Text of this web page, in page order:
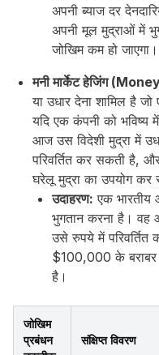
अपनी ब्याज दर
अपनी मूल मुद्राओं में
जोखिम कम हो जाएगा।
मनी मार्केट हेजिंग
या उधार देना शामिल है
यदि एक कंपनी को भविष्य
आज उस विदेशी मुद्रा में
परिवर्तित कर सकती है,
घरेलू मुद्रा का उपयोग कर
उदाहरण: एक
भुगतान करना है। वह
उसे रुपये में
$100,000 के
है।
जोखिम
प्रबंधन
संक्षिप्त विवरण